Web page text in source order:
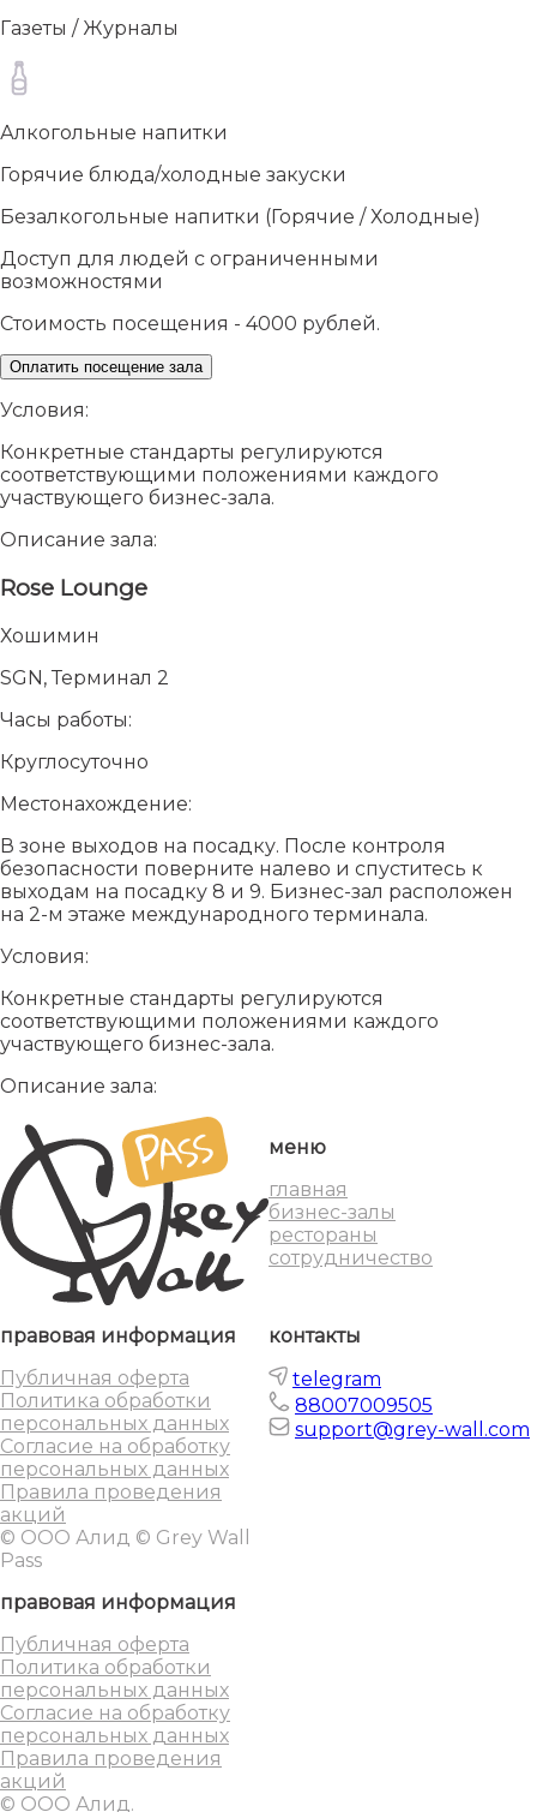
Газеты / Журналы
Алкогольные напитки
Горячие блюда/холодные закуски
Безалкогольные напитки (Горячие / Холодные)
Доступ для людей с ограниченными
возможностями
Стоимость посещения - 4000 рублей.
Оплатить посещение зала
Условия:
Конкретные стандарты регулируются
соответствующими положениями каждого
участвующего бизнес-зала.
Описание зала:
Rose Lounge
Хошимин
SGN, Терминал 2
Часы работы:
Круглосуточно
Местонахождение:
В зоне выходов на посадку. После контроля
безопасности поверните налево и спуститесь к
выходам на посадку 8 и 9. Бизнес-зал расположен
на 2-м этаже международного терминала.
Условия:
Конкретные стандарты регулируются
соответствующими положениями каждого
участвующего бизнес-зала.
Описание зала:
меню
главная
бизнес-залы
рестораны
сотрудничество
правовая информация
Публичная оферта
Политика обработки
персональных данных
Согласие на обработку
персональных данных
Правила проведения
акций
© ООО Алид © Grey Wall
Pass
контакты
telegram
88007009505
support@grey-wall.com
правовая информация
Публичная оферта
Политика обработки
персональных данных
Согласие на обработку
персональных данных
Правила проведения
акций
© ООО Алид.